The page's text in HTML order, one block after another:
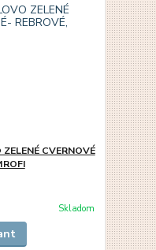
CVERNOVÉ
Skladom